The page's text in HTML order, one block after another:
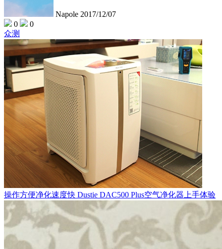
Napole 2017/12/07
0
0
众测
操作方便净化速度快 Dustie DAC500 Plus空气净化器上手体验